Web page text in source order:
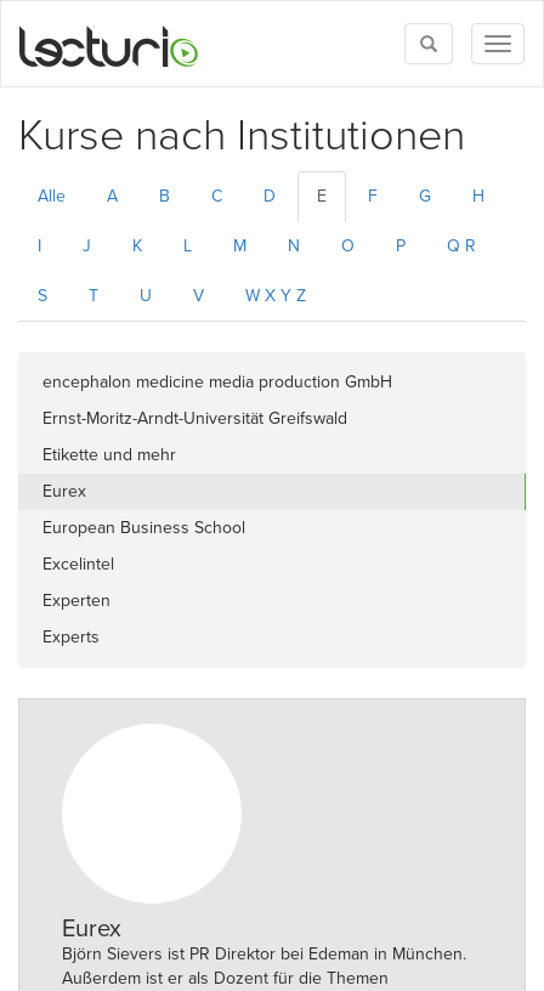
Toggle
search
Kurse nach Institutionen
Alle A B C D E F G H
I J K L M N O P Q R
S T U V W X Y Z
encephalon medicine media production GmbH
Ernst-Moritz-Arndt-Universität Greifswald
Etikette und mehr
Eurex
European Business School
Excelintel
Experten
Experts
Eurex
Björn Sievers ist PR Direktor bei Edeman in München.
Außerdem ist er als Dozent für die Themen